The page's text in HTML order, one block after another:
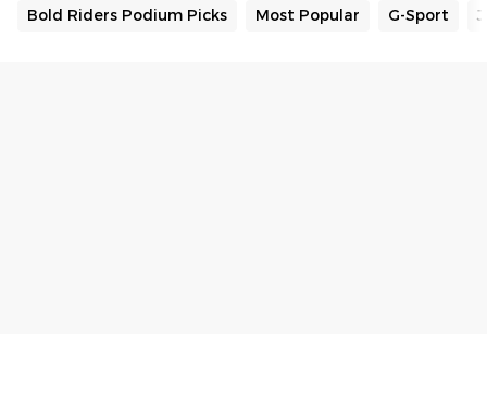
Bold Riders Podium Picks Most Popular G-Sport